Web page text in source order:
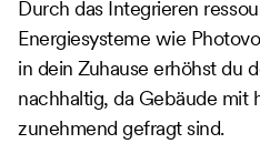
Durch das Integrieren
Energiesysteme wie
in dein Zuhause erhöhst du
nachhaltig, da Gebäude mit
zunehmend gefragt sind.